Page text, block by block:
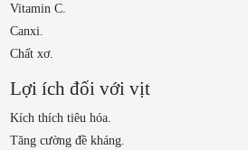
Vitamin C.
Canxi.
Chất xơ.
Lợi ích đối với vịt
Kích thích tiêu hóa.
Tăng cường đề kháng.